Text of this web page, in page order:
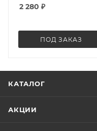
2 280 ₽
ПОД ЗАКАЗ
КАТАЛОГ
АКЦИИ